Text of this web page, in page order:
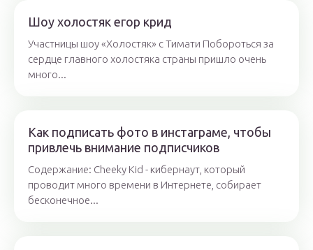
Шоу холостяк егор крид
Участницы шоу «Холостяк» с Тимати Побороться за
сердце главного холостяка страны пришло очень
много...
Как подписать фото в инстаграме, чтобы
привлечь внимание подписчиков
Содержание: Cheeky Kid - кибернаут, который
проводит много времени в Интернете, собирает
бесконечное...